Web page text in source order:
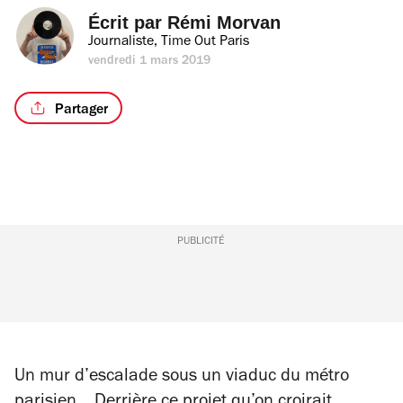
Écrit par Rémi Morvan
Journaliste, Time Out Paris
vendredi 1 mars 2019
Partager
PUBLICITÉ
Un mur d’escalade sous un viaduc du métro